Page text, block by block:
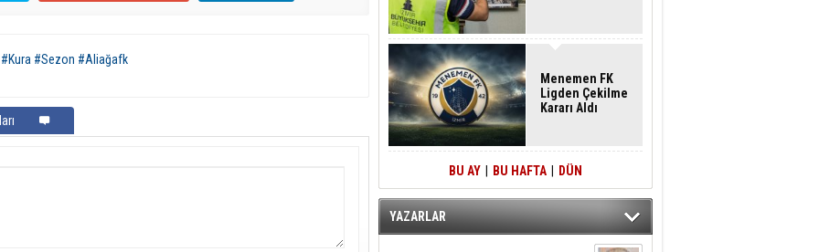
#Sezon #Aliağafk
Menemen FK
Ligden Çekilme
Kararı Aldı
BU AY BU HAFTA DÜN
YAZARLAR